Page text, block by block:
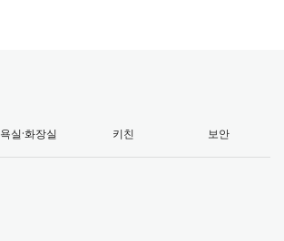
욕실·화장실 키친 보안